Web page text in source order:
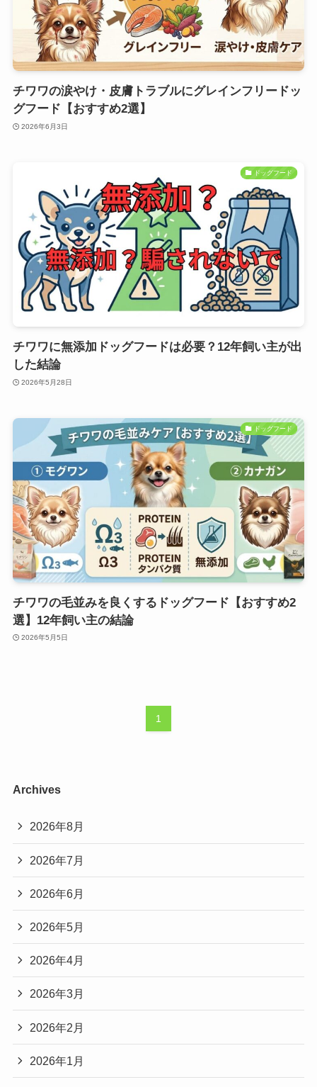
チワワの涙やけ・皮膚トラブルにグレインフリードッ
グフード【おすすめ2選】
2026年6月3日
ドッグフード
チワワに無添加ドッグフードは必要？12年飼い主が出
した結論
2026年5月28日
ドッグフード
チワワの毛並みを良くするドッグフード【おすすめ2
選】12年飼い主の結論
2026年5月5日
1
Archives
2026年8月
2026年7月
2026年6月
2026年5月
2026年4月
2026年3月
2026年2月
2026年1月